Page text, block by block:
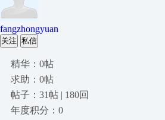
fangzhongyuan
关注 私信
精华：0帖
求助：0帖
帖子：31帖 | 180回
年度积分：0